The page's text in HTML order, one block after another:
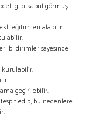
gibi kabul görmüş
eğitimleri alabilir.
bildirimler sayesinde
kurulabilir.
geçirilebilir.
edip, bu nedenlere